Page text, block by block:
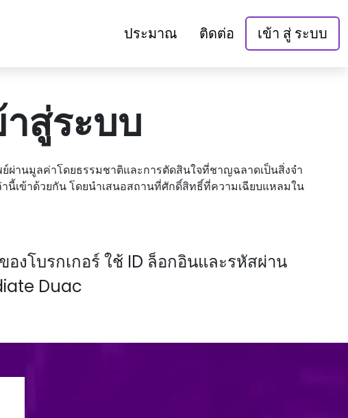
ประมาณ ติดต่อ เข้า สู่ ระบบ
สู่ระบบ
ผ่านมูลค่าโดยธรรมชาติและการตัดสินใจที่ชาญฉลาดเป็นสิ่งจํา
านี้เข้าด้วยกัน โดยนําเสนอสถานที่ศักดิ์สิทธิ์ที่ความเฉียบแหลมใน
งโบรกเกอร์ ใช้ ID ล็อกอินและรหัสผ่าน
Duac